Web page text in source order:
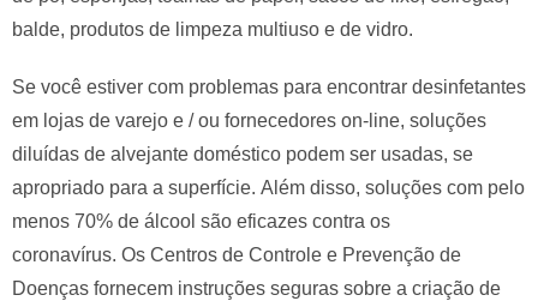
balde, produtos de limpeza multiuso e de vidro.
Se você estiver com problemas para encontrar desinfetantes
em lojas de varejo e / ou fornecedores on-line, soluções
diluídas de alvejante doméstico podem ser usadas, se
apropriado para a superfície. Além disso, soluções com pelo
menos 70% de álcool são eficazes contra os
coronavírus. Os Centros de Controle e Prevenção de
Doenças fornecem instruções seguras sobre a criação de